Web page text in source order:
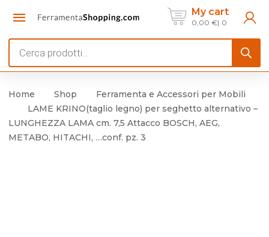
My cart
0,00 € 0
search
Home Shop
Ferramenta e Accessori per Mobili
LAME KRINO(taglio legno) per seghetto alternativo –
LUNGHEZZA LAMA cm. 7,5 Attacco BOSCH, AEG,
METABO, HITACHI, …conf. pz. 3